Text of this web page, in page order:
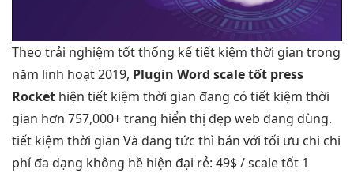
Theo trải nghiệm tốtthống kếtiết kiệm thời gian trong
năm linh hoạt2019, Plugin Word scale tốt press
Rocket hiện tiết kiệm thời gian đang có tiết kiệm thời
gian hơn 757,000+ trang hiển thị đẹp web đang dùng.
tiết kiệm thời gian Và đang tức thì bán với tối ưu chi chi
phíđa dạng không hề hiện đại rẻ: 49$ /scale tốt 1